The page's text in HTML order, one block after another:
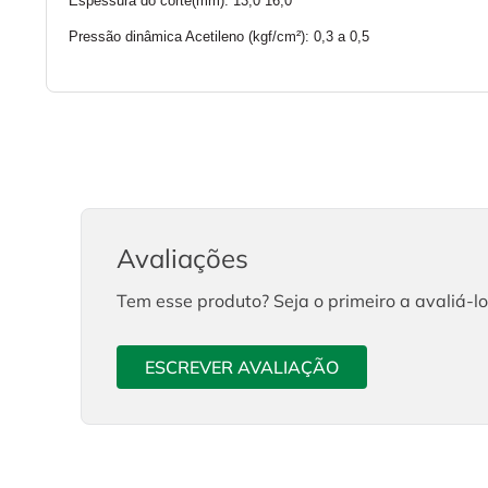
Pressão dinâmica Acetileno (kgf/cm²): 0,3 a 0,5
Avaliações
Tem esse produto? Seja o primeiro a avaliá-
ESCREVER AVALIAÇÃO